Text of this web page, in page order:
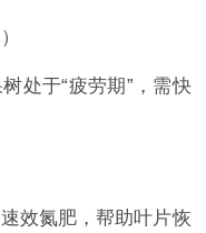
处于“疲劳期”，需快
效氮肥 ，帮助叶片恢